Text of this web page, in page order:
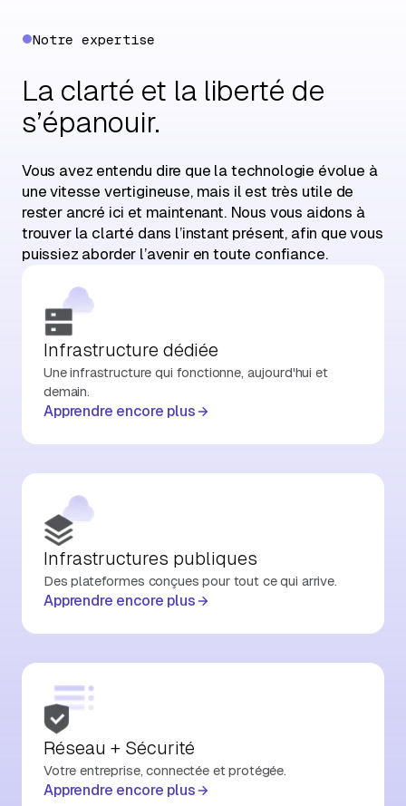
Notre expertise
La clarté et la liberté de
s’épanouir.
Vous avez entendu dire que la technologie évolue à
une vitesse vertigineuse, mais il est très utile de
rester ancré ici et maintenant. Nous vous aidons à
trouver la clarté dans l’instant présent, afin que vous
puissiez aborder l’avenir en toute confiance.
Infrastructure dédiée
Une infrastructure qui fonctionne, aujourd'hui et
demain.
Apprendre encore plus
Infrastructures publiques
Des plateformes conçues pour tout ce qui arrive.
Apprendre encore plus
Réseau + Sécurité
Votre entreprise, connectée et protégée.
Apprendre encore plus